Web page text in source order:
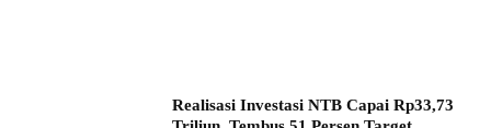
Realisasi Investasi NTB Capai Rp33,73